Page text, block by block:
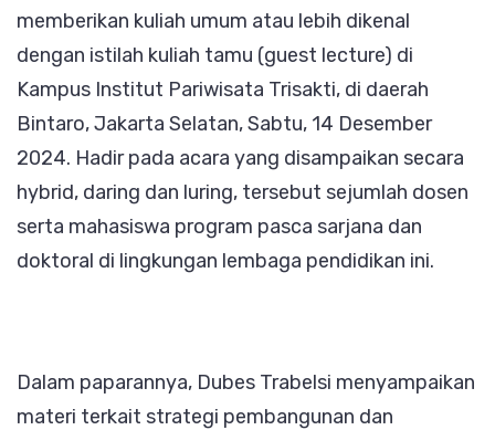
Dubes
Demo
memberikan kuliah umum atau lebih dikenal
dengan istilah kuliah tamu (guest lecture) di
Kampus Institut Pariwisata Trisakti, di daerah
Bintaro, Jakarta Selatan, Sabtu, 14 Desember
2024. Hadir pada acara yang disampaikan secara
hybrid, daring dan luring, tersebut sejumlah dosen
serta mahasiswa program pasca sarjana dan
doktoral di lingkungan lembaga pendidikan ini.
Dalam paparannya, Dubes Trabelsi menyampaikan
materi terkait strategi pembangunan dan